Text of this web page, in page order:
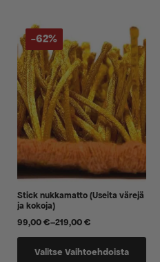
-62%
Stick nukkamatto (Useita värejä
ja kokoja)
99,00€–219,00€
Hintaluokka:
99,00 €
Valitse Vaihtoehdoista